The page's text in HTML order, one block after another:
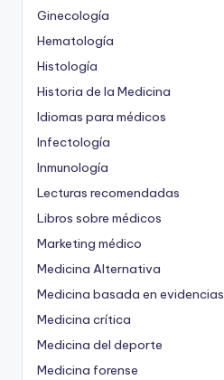
Ginecología
Hematología
Histología
Historia de la Medicina
Idiomas para médicos
Infectología
Inmunología
Lecturas recomendadas
Libros sobre médicos
Marketing médico
Medicina Alternativa
Medicina basada en evidencias
Medicina crítica
Medicina del deporte
Medicina forense